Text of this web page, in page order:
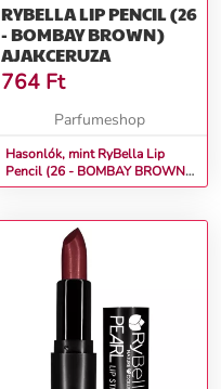
RYBELLA LIP PENCIL (26
- BOMBAY BROWN)
AJAKCERUZA
764 Ft
Parfumeshop
Hasonlók, mint RyBella Lip
Pencil (26 - BOMBAY BROWN)
Ajakceruza